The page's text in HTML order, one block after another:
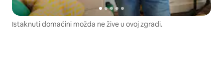
Istaknuti domaćini možda ne žive u ovoj zgradi.